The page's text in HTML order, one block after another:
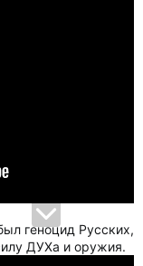
геноцид Русских,
ДУХа и оружия.